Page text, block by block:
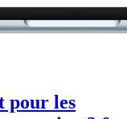
pour les